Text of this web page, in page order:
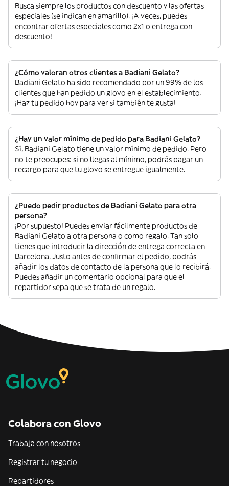
Busca siempre los productos con descuento y las ofertas
especiales (se indican en amarillo). ¡A veces, puedes
encontrar ofertas especiales como 2x1 o entrega con
descuento!
¿Cómo valoran otros clientes a Badiani Gelato?
Badiani Gelato ha sido recomendado por un 99% de los
clientes que han pedido un glovo en el establecimiento.
¡Haz tu pedido hoy para ver si también te gusta!
¿Hay un valor mínimo de pedido para Badiani Gelato?
Sí, Badiani Gelato tiene un valor mínimo de pedido. Pero
no te preocupes: si no llegas al mínimo, podrás pagar un
recargo para que tu glovo se entregue igualmente.
¿Puedo pedir productos de Badiani Gelato para otra
persona?
¡Por supuesto! Puedes enviar fácilmente productos de
Badiani Gelato a otra persona o como regalo. Tan solo
tienes que introducir la dirección de entrega correcta en
Barcelona. Justo antes de confirmar el pedido, podrás
añadir los datos de contacto de la persona que lo recibirá.
Puedes añadir un comentario opcional para que el
repartidor sepa que se trata de un regalo.
Colabora con Glovo
Trabaja con nosotros
Registrar tu negocio
Repartidores